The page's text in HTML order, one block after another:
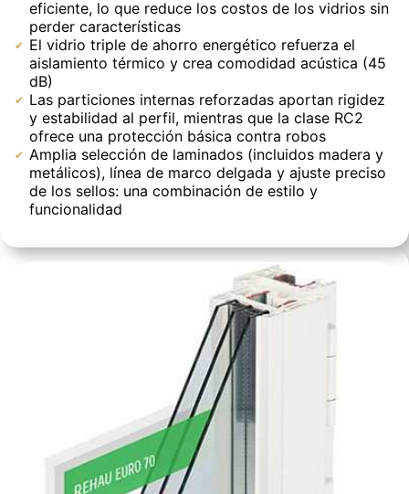
eficiente, lo que reduce los costos de los vidrios sin
perder características
El vidrio triple de ahorro energético refuerza el
aislamiento térmico y crea comodidad acústica (45
dB)
Las particiones internas reforzadas aportan rigidez
y estabilidad al perfil, mientras que la clase RC2
ofrece una protección básica contra robos
Amplia selección de laminados (incluidos madera y
metálicos), línea de marco delgada y ajuste preciso
de los sellos: una combinación de estilo y
funcionalidad